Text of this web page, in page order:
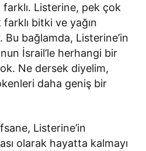
Listerine, pek çok
bitki ve yağın
Bu bağlamda, Listerine’in
İsrail’le herhangi bir
Ne dersek diyelim,
daha geniş bir
Listerine’in
olarak hayatta kalmayı